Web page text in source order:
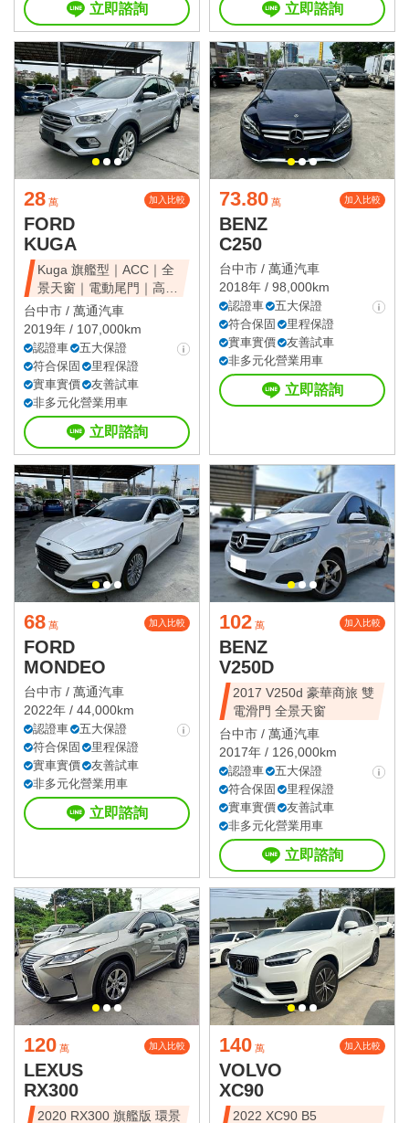
立即諮詢 立即諮詢
28 萬 加入比較
FORD
KUGA
Kuga 旗艦型｜ACC｜全
景天窗｜電動尾門｜高CP
值休旅
台中市 / 萬通汽車
2019年 / 107,000km
認證車
五大保證
符合保固
里程保證
實車實價
友善試車
非多元化營業用車
立即諮詢
73.80 萬 加入比較
BENZ
C250
台中市 / 萬通汽車
2018年 / 98,000km
認證車
五大保證
符合保固
里程保證
實車實價
友善試車
非多元化營業用車
立即諮詢
68 萬 加入比較
FORD
MONDEO
台中市 / 萬通汽車
2022年 / 44,000km
認證車
五大保證
符合保固
里程保證
實車實價
友善試車
非多元化營業用車
立即諮詢
102 萬 加入比較
BENZ
V250D
2017 V250d 豪華商旅 雙
電滑門 全景天窗
台中市 / 萬通汽車
2017年 / 126,000km
認證車
五大保證
符合保固
里程保證
實車實價
友善試車
非多元化營業用車
立即諮詢
120 萬 加入比較
LEXUS
RX300
2020 RX300 旗艦版 環景
140 萬 加入比較
VOLVO
XC90
2022 XC90 B5